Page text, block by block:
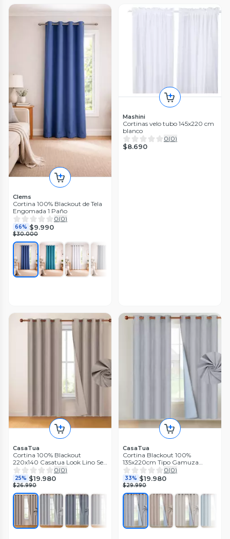
Clems
Cortina 100% Blackout de Tela
Engomada 1 Paño
0(0)
66% $9.990
$30.000
Mashini
Cortinas velo tubo 145x220 cm
blanco
0(0)
$8.690
CasaTua
Cortina 100% Blackout
220x140 Casatua Look Lino Set
2 Paños
0(0)
25% $19.980
$26.990
CasaTua
Cortina Blackout 100%
135x220cm Tipo Gamuza
Casatua Set de 2
0(0)
33% $19.980
$29.990